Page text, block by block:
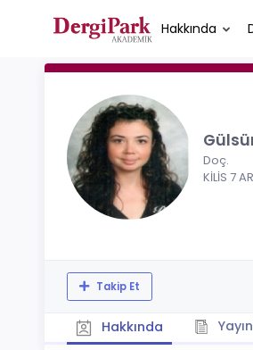
Hakkında
Doç.
KİLİS 7
Takip Et
Hakkında